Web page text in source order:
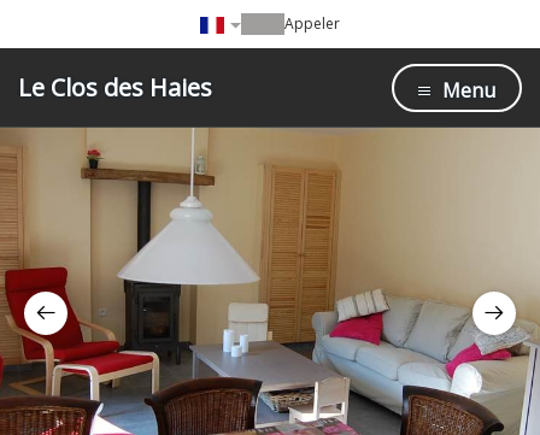
Appeler
Le Clos des Haies Menu